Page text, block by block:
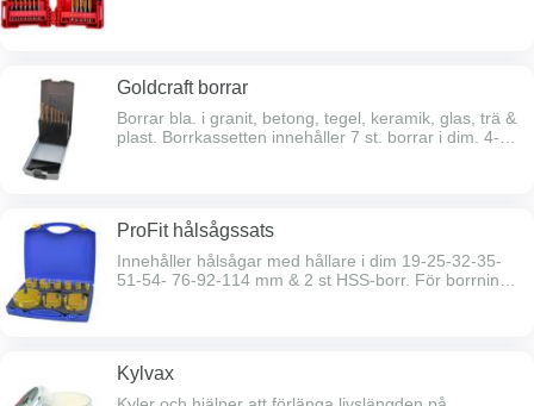
Goldcraft borrar
Borrar bla. i granit, betong, tegel, keramik, glas, trä &
plast. Borrkassetten innehåller 7 st. borrar i dim. 4-5-
ProFit hålsågssats
Innehåller hålsågar med hållare i dim 19-25-32-35-
51-54- 76-92-114 mm & 2 st HSS-borr. För borrning i
Kylvax